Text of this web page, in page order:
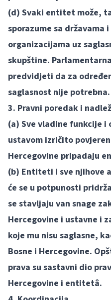
(d) Svaki entitet može,
sporazume sa državama
organizacijama uz
skupštine.
predvidjeti da za
saglasnost nije potrebna.
3. Pravni poredak i
(a) Sve vladine funkcije i
ustavom izričito
Hercegovine pripadaju
(b) Entiteti i sve njihove
će se u potpunosti
se stavljaju van snage
Hercegovine i ustavne i
koje mu nisu saglasne,
Bosne i Hercegovine.
prava su sastavni dio
Hercegovine i entitetâ.